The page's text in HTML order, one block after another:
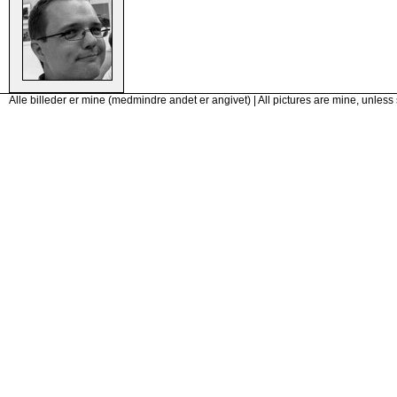
Alle billeder er mine (medmindre andet er angivet) | All pictures are mine,